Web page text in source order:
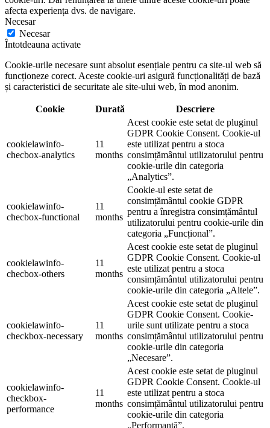
afecta experiența dvs. de navigare.
Necesar
Necesar
Întotdeauna activate
Cookie-urile necesare sunt absolut esențiale pentru ca site-ul web să
funcționeze corect. Aceste cookie-uri asigură funcționalități de bază
și caracteristici de securitate ale site-ului web, în mod anonim.
Cookie Durată Descriere
cookielawinfo-
checbox-analytics
11
months
Acest cookie este setat de pluginul
GDPR Cookie Consent. Cookie-ul
este utilizat pentru a stoca
consimțământul utilizatorului pentru
cookie-urile din categoria
„Analytics”.
cookielawinfo-
checbox-functional
11
months
Cookie-ul este setat de
consimțământul cookie GDPR
pentru a înregistra consimțământul
utilizatorului pentru cookie-urile din
categoria „Funcțional”.
cookielawinfo-
checbox-others
11
months
Acest cookie este setat de pluginul
GDPR Cookie Consent. Cookie-ul
este utilizat pentru a stoca
consimțământul utilizatorului pentru
cookie-urile din categoria „Altele”.
cookielawinfo-
checkbox-necessary
11
months
Acest cookie este setat de pluginul
GDPR Cookie Consent. Cookie-
urile sunt utilizate pentru a stoca
consimțământul utilizatorului pentru
cookie-urile din categoria
„Necesare”.
cookielawinfo-
checkbox-
performance
11
months
Acest cookie este setat de pluginul
GDPR Cookie Consent. Cookie-ul
este utilizat pentru a stoca
consimțământul utilizatorului pentru
cookie-urile din categoria
„Performanță”.